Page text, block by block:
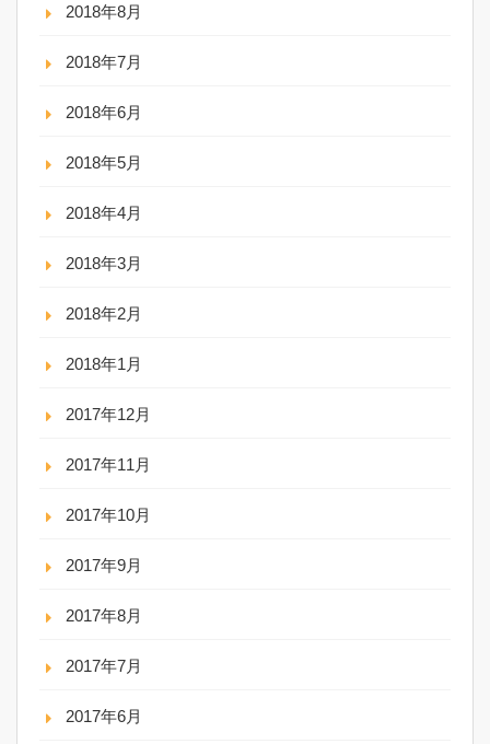
2018年8月
2018年7月
2018年6月
2018年5月
2018年4月
2018年3月
2018年2月
2018年1月
2017年12月
2017年11月
2017年10月
2017年9月
2017年8月
2017年7月
2017年6月